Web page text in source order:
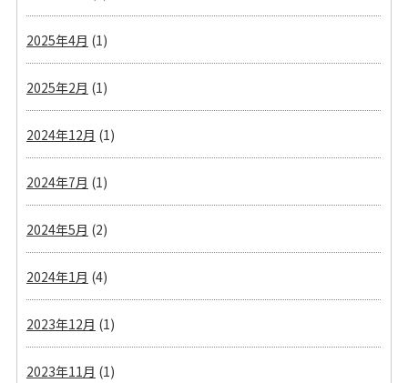
2025年4月 (1)
2025年2月 (1)
2024年12月 (1)
2024年7月 (1)
2024年5月 (2)
2024年1月 (4)
2023年12月 (1)
2023年11月 (1)